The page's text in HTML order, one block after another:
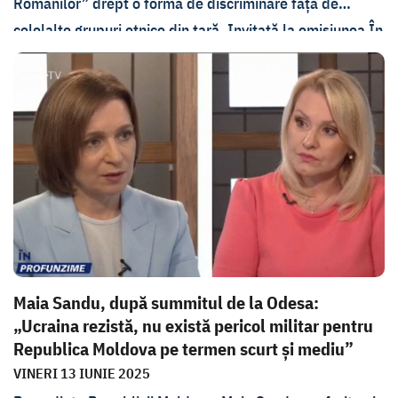
celelalte grupuri etnice din țară. Invitată la emisiunea În
Profunzime, șefa statului a spus că instituția și-a depășit
competențele, iar ministrul educației a spus astăzi că va
contesta avizul în instanța de judecată. Șeful instituției
nu a vrut să ne răspundă la întrebări și ne-a îndemnat să
transmitem o solicitare la adresa consiliului.
Maia Sandu, după summitul de la Odesa:
„Ucraina rezistă, nu există pericol militar pentru
Republica Moldova pe termen scurt și mediu”
VINERI 13 IUNIE 2025